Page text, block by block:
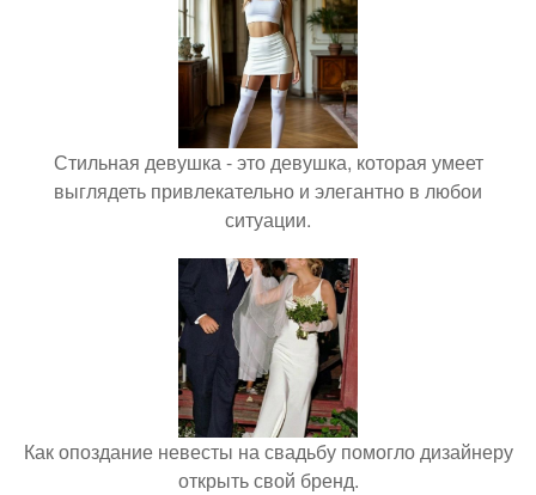
Стильная девушка - это девушка, которая умеет
выглядеть привлекательно и элегантно в любои
ситуации.
Как опоздание невесты на свадьбу помогло дизайнеру
открыть свой бренд.